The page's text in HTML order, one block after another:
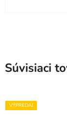
Súvisiaci
VÝPREDAJ